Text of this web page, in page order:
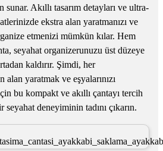
Akıllı tasarım detayları ve ultra-
ekstra alan yaratmanızı ve
etmenizi mümkün kılar. Hem
seyahat organizerunuzu üst düzeye
kaldırır. Şimdi, her
yaratmak ve eşyalarınızı
bu kompakt ve akıllı çantayı tercih
deneyiminin tadını çıkarın.